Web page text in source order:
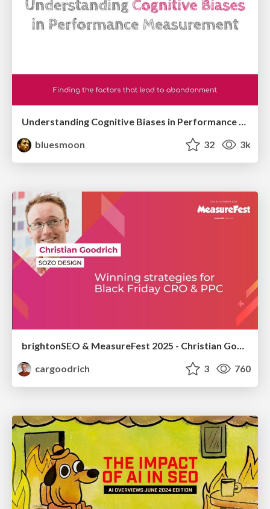
Understanding Cognitive Biases in Performance Measurement
bluesmoon
32 3k
brightonSEO & MeasureFest 2025 - Christian Goodrich - Winning strategies for Black Friday CRO & PPC
cargoodrich
3 760